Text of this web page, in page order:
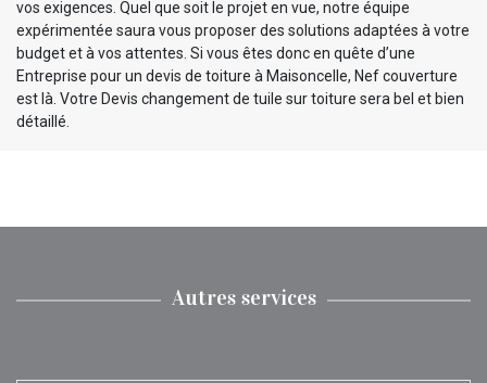
vos exigences. Quel que soit le projet en vue, notre équipe
expérimentée saura vous proposer des solutions adaptées à votre
budget et à vos attentes. Si vous êtes donc en quête d’une
Entreprise pour un devis de toiture à Maisoncelle, Nef couverture
est là. Votre Devis changement de tuile sur toiture sera bel et bien
détaillé.
Autres services